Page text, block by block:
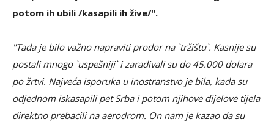
potom ih ubili /kasapili ih žive/".
"Tada je bilo važno napraviti prodor na `tržištu`. Kasnije su
postali mnogo `uspešniji` i zarađivali su do 45.000 dolara
po žrtvi. Najveća isporuka u inostranstvo je bila, kada su
odjednom iskasapili pet Srba i potom njihove dijelove tijela
direktno prebacili na aerodrom. On nam je kazao da su